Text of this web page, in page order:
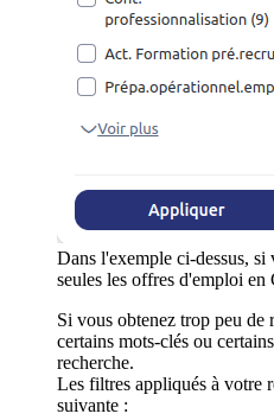
Dans l'exemple ci-dessus,
seules les offres d'emploi en
Si vous obtenez trop peu de
certains mots-clés ou
recherche.
Les filtres appliqués à votre
suivante :